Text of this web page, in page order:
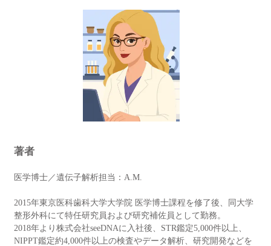
著者
医学博士／遺伝子解析担当：A.M.
2015年東京医科歯科大学大学院 医学博士課程を修了後、同大学
整形外科にて特任研究員および研究補佐員として勤務。
2018年より株式会社seeDNAに入社後、STR鑑定5,000件以上、
NIPPT鑑定約4,000件以上の検査やデータ解析、研究開発などを